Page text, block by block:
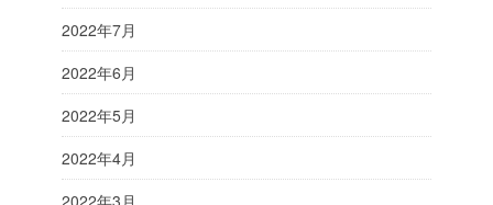
2022年7月
2022年6月
2022年5月
2022年4月